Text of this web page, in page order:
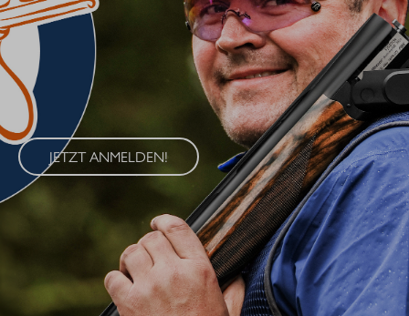
Wettkämpfen im Wurfscheibenschießen, die an vier
renommierten Standorten in Deutschland ausgetragen wird. Der
Blaser Cup bietet Schützen aller Klassen die Möglichkeit, ihre
Fähigkeiten im sportlichen Wettkampf unter Beweis zu stellen.
JETZT ANMELDEN!